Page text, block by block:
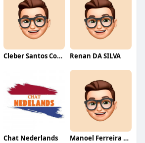
Cleber Santos Costa Renan DA SILVA
Chat Nederlands Manoel Ferreira dos Santos junior